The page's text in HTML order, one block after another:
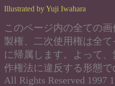
Illustrated by Yuji Iwahara
このページ内の全ての
製権、二次使用権は全
に帰属します。よって
作権法に違反する形態
All Rights Reserved 1997